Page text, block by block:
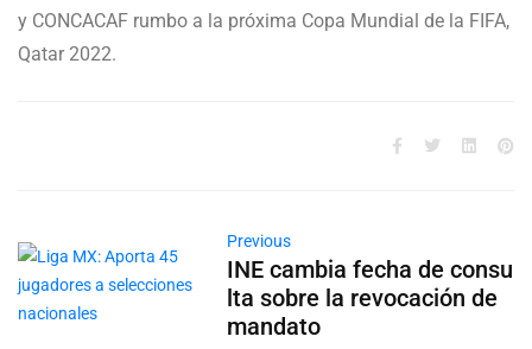
y CONCACAF rumbo a la próxima Copa Mundial de la FIFA,
Qatar 2022.
Previous
INE cambia fecha de consu
lta sobre la revocación de
mandato